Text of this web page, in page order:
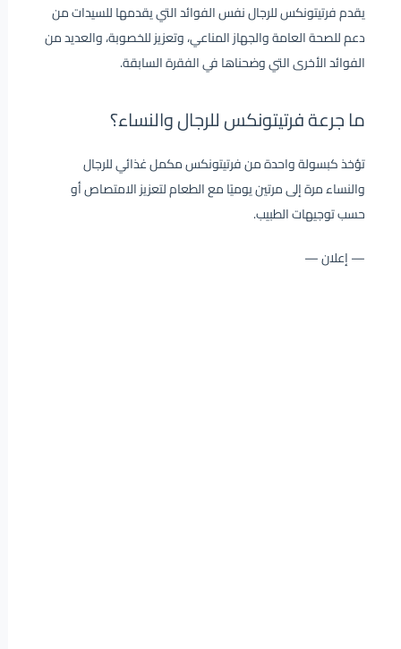
يقدم فرتيتونكس للرجال نفس الفوائد التي يقدمها للسيدات من
دعم للصحة العامة والجهاز المناعي، وتعزيز للخصوبة، والعديد من
الفوائد الأخرى التي وضحناها في الفقرة السابقة.
ما جرعة فرتيتونكس للرجال والنساء؟
تؤخذ كبسولة واحدة من فرتيتونكس مكمل غذائي للرجال
والنساء مرة إلى مرتين يوميًا مع الطعام لتعزيز الامتصاص أو
حسب توجيهات الطبيب.
— إعلان —